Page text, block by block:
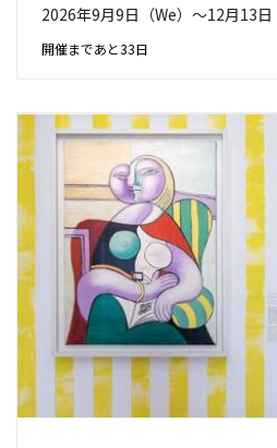
2026年9月9日（We）〜12月13日
開催まであと33日